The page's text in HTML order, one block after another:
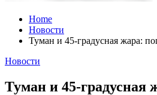
Home
Новости
Туман и 45-градусная жара:
Новости
Туман и 45-градусная